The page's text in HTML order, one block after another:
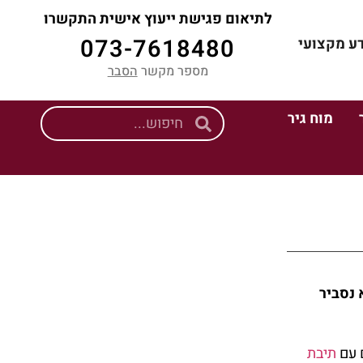
מקצועי
לתיאום פגישת ייעוץ אישית התקשרו
073-7618480
מספר מקשר הסבר
מוח גיר
נסביר
עם תיבת